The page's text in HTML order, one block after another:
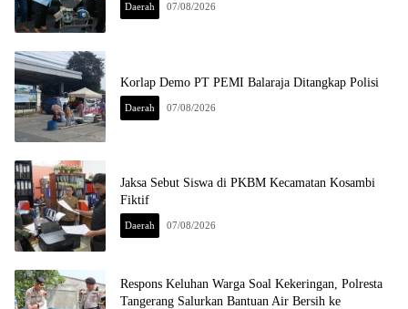
Daerah 07/08/2026
Korlap Demo PT PEMI Balaraja Ditangkap Polisi
Daerah 07/08/2026
Jaksa Sebut Siswa di PKBM Kecamatan Kosambi
Fiktif
Daerah 07/08/2026
Respons Keluhan Warga Soal Kekeringan, Polresta
Tangerang Salurkan Bantuan Air Bersih ke